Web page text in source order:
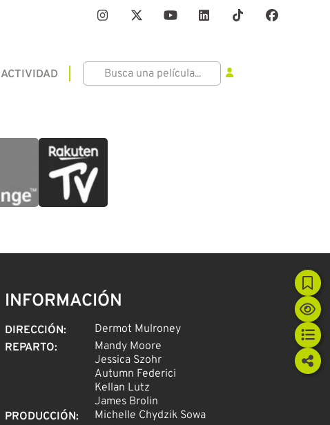
ACTIVIDAD
INFORMACIÓN
DIRECCIÓN:
Dermot Mulroney
REPARTO:
Mandy Moore
Jessica Szohr
Autumn Federici
Kellan Lutz
James Brolin
PRODUCCIÓN:
Michelle Chydzik Sowa